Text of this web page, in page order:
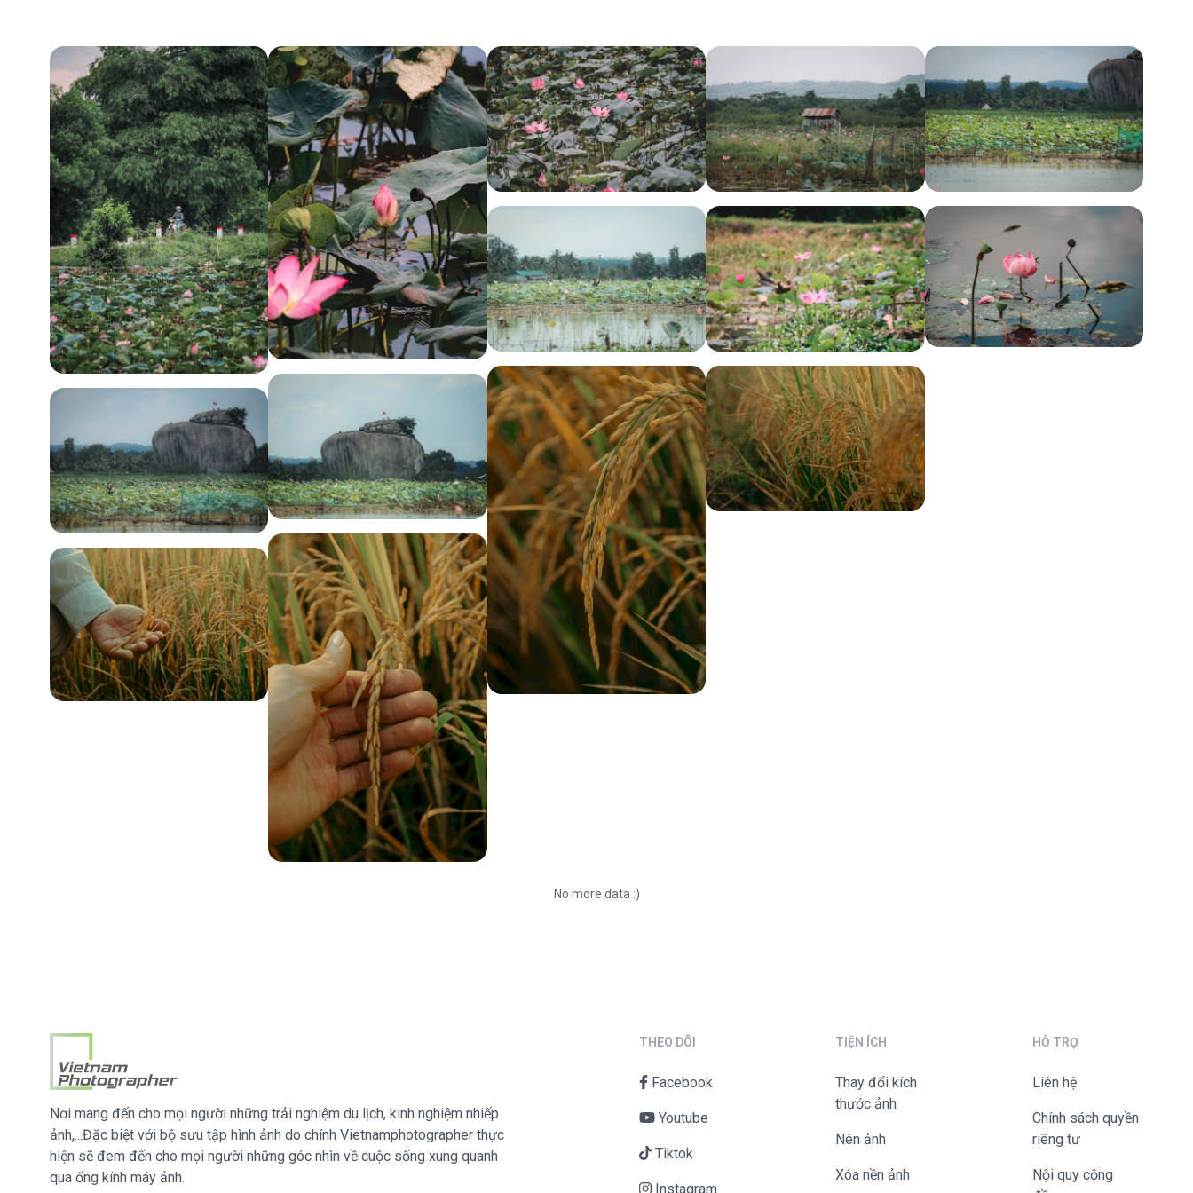
No more data :)
Nơi mang đến cho mọi người những trải nghiệm du lịch, kinh nghiệm nhiếp
ảnh,...Đặc biệt với bộ sưu tập hình ảnh do chính Vietnamphotographer thực
hiện sẽ đem đến cho mọi người những góc nhìn về cuộc sống xung quanh
qua ống kính máy ảnh.
THEO DÕI
Facebook
Youtube
Tiktok
Instagram
TIỆN ÍCH
Thay đổi kích
thước ảnh
Nén ảnh
Xóa nền ảnh
HỖ TRỢ
liên hệ
Chính sách quyền
riêng tư
Nội quy cộng